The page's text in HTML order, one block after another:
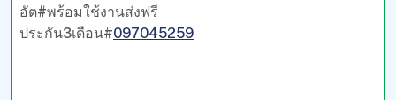
อัต#พร้อมใช้งานส่งฟรี
ประกัน3เดือน#097045259